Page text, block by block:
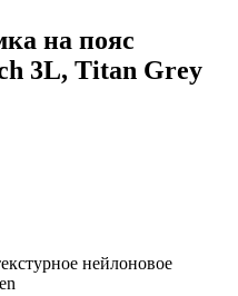
на пояс
3L, Titan Grey
нейлоновое